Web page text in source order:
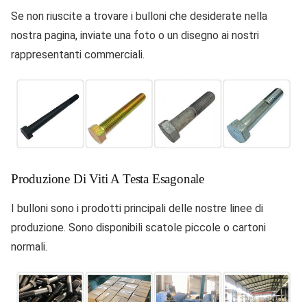
Se non riuscite a trovare i bulloni che desiderate nella
nostra pagina, inviate una foto o un disegno ai nostri
rappresentanti commerciali.
Produzione Di Viti A Testa Esagonale
I bulloni sono i prodotti principali delle nostre linee di
produzione. Sono disponibili scatole piccole o cartoni
normali.